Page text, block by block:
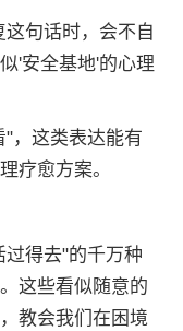
句话时，会不自
'安全基地'的心理
"，这类表达能有
疗愈方案。
得去"的千万种
这些看似随意的
教会我们在困境